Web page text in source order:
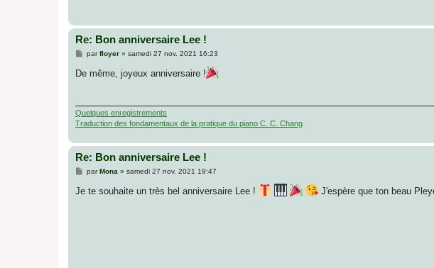
Re: Bon anniversaire Lee !
M
s
parfloyer» samedi 27 nov. 2021 16:23
De même, joyeux anniversaire !
Quelques enregistrements
Traduction des fondamentaux de la pratique du piano C. C. Chang
Re: Bon anniversaire Lee !
M
s
parMona » samedi 27 nov. 2021 19:47
Je te souhaite un très bel anniversaire Lee ! J'espère que ton beau